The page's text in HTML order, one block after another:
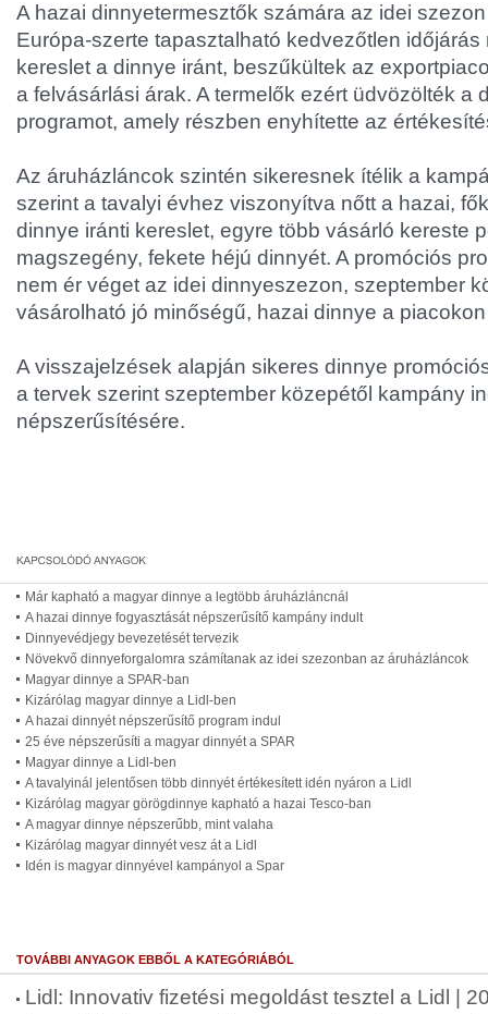
A hazai dinnyetermesztők számára az idei
Európa-szerte tapasztalható kedvezőtlen időjárás
kereslet a dinnye iránt, beszűkültek az
a felvásárlási árak. A termelők ezért üdvözölték a
programot, amely részben enyhítette az
Az áruházláncok szintén sikeresnek ítélik a
szerint a tavalyi évhez viszonyítva nőtt a hazai,
dinnye iránti kereslet, egyre több vásárló kereste
magszegény, fekete héjú dinnyét. A promóciós
nem ér véget az idei dinnyeszezon, szeptember
vásárolható jó minőségű, hazai dinnye a
A visszajelzések alapján sikeres dinnye
a tervek szerint szeptember közepétől kampány
népszerűsítésére.
Már kapható a magyar dinnye a legtöbb áruházláncnál
A hazai dinnye fogyasztását népszerűsítő kampány indult
Dinnyevédjegy bevezetését tervezik
Növekvő dinnyeforgalomra számítanak az idei szezonban az áruházláncok
Magyar dinnye a SPAR-ban
Kizárólag magyar dinnye a Lidl-ben
A hazai dinnyét népszerűsítő program indul
25 éve népszerűsíti a magyar dinnyét a SPAR
Magyar dinnye a Lidl-ben
A tavalyinál jelentősen több dinnyét értékesített idén nyáron a Lidl
Kizárólag magyar görögdinnye kapható a hazai Tesco-ban
A magyar dinnye népszerűbb, mint valaha
Kizárólag magyar dinnyét vesz át a Lidl
Idén is magyar dinnyével kampányol a Spar
TOVÁBBI ANYAGOK EBBŐL A KATEGÓRIÁBÓL
Lidl: Innovativ fizetési megoldást tesztel a Lidl |